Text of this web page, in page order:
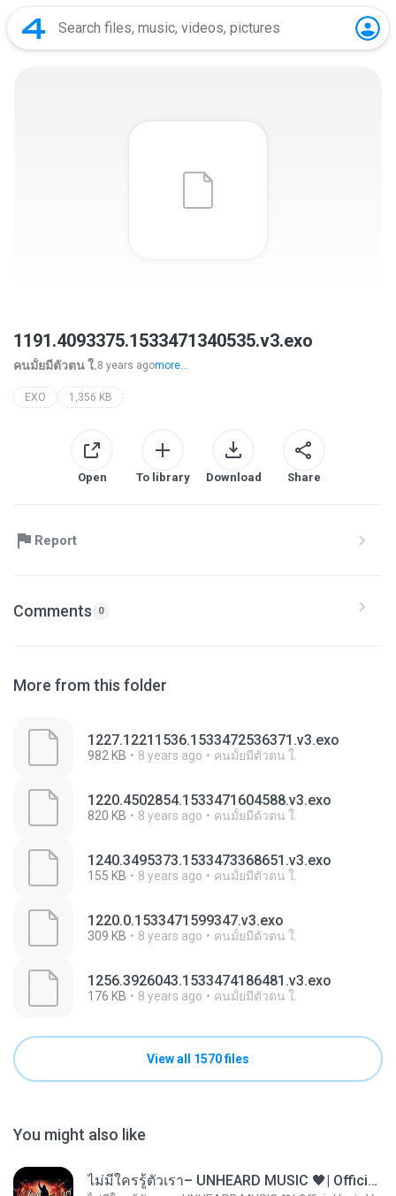
1191.4093375.1533471340535.v3.exo
คนมั้ยมีตัวตน ใ.8 years agomore...
EXO 1,356 KB
Open To library Download Share
Report
Comments 0
More from this folder
1227.12211536.1533472536371.v3.exo
982 KB 8 years ago คนมั้ยมีตัวตน ใ.
1220.4502854.1533471604588.v3.exo
820 KB 8 years ago คนมั้ยมีตัวตน ใ.
1240.3495373.1533473368651.v3.exo
155 KB 8 years ago คนมั้ยมีตัวตน ใ.
1220.0.1533471599347.v3.exo
309 KB 8 years ago คนมั้ยมีตัวตน ใ.
1256.3926043.1533474186481.v3.exo
176 KB 8 years ago คนมั้ยมีตัวตน ใ.
View all 1570 files
You might also like
ไม่มีใครรู้ตัวเรา– UNHEARD MUSIC 🖤| Official Lyric Video | เพลงสู้ชีวิต